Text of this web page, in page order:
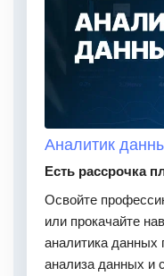
Аналитик
Есть рассрочка
Освойте
или прокачайте
аналитика данных
анализа данных и